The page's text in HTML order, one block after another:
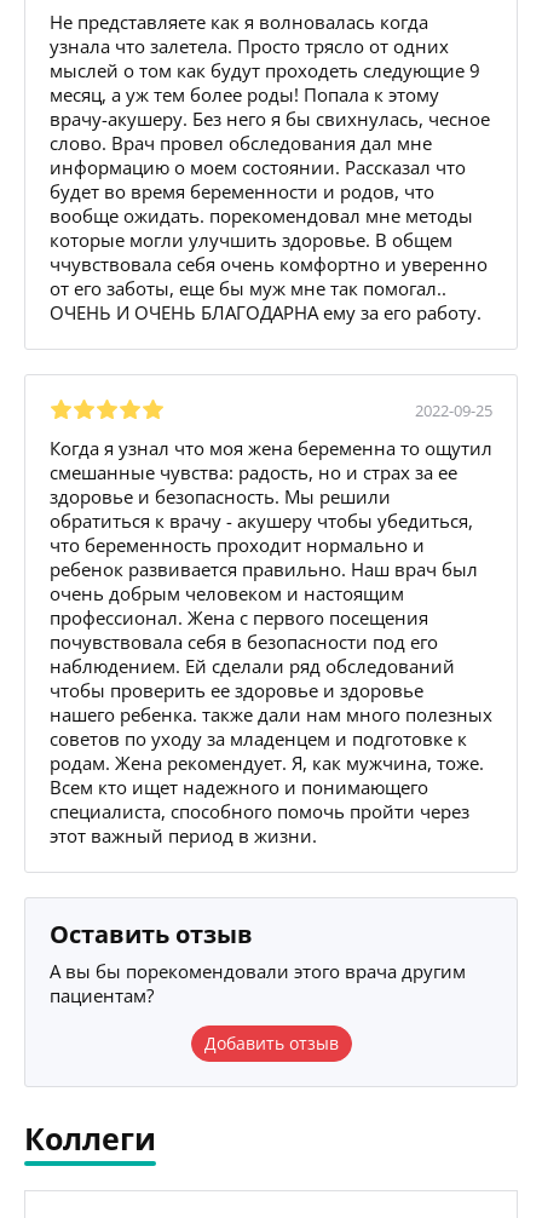
Не представляете как я волновалась когда
узнала что залетела. Просто трясло от одних
мыслей о том как будут проходеть следующие 9
месяц, а уж тем более роды! Попала к этому
врачу-акушеру. Без него я бы свихнулась, чесное
слово. Врач провел обследования дал мне
информацию о моем состоянии. Рассказал что
будет во время беременности и родов, что
вообще ожидать. порекомендовал мне методы
которые могли улучшить здоровье. В общем
ччувствовала себя очень комфортно и уверенно
от его заботы, еще бы муж мне так помогал..
ОЧЕНЬ И ОЧЕНЬ БЛАГОДАРНА ему за его работу.
2022-09-25
Когда я узнал что моя жена беременна то ощутил
смешанные чувства: радость, но и страх за ее
здоровье и безопасность. Мы решили
обратиться к врачу - акушеру чтобы убедиться,
что беременность проходит нормально и
ребенок развивается правильно. Наш врач был
очень добрым человеком и настоящим
профессионал. Жена с первого посещения
почувствовала себя в безопасности под его
наблюдением. Ей сделали ряд обследований
чтобы проверить ее здоровье и здоровье
нашего ребенка. также дали нам много полезных
советов по уходу за младенцем и подготовке к
родам. Жена рекомендует. Я, как мужчина, тоже.
Всем кто ищет надежного и понимающего
специалиста, способного помочь пройти через
этот важный период в жизни.
Оставить отзыв
А вы бы порекомендовали этого врача другим
пациентам?
Добавить отзыв
Коллеги